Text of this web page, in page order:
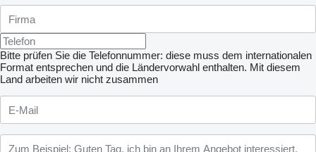
Bitte prüfen Sie die Telefonnummer: diese muss dem internationalen
Format entsprechen und die Ländervorwahl enthalten. Mit diesem
Land arbeiten wir nicht zusammen